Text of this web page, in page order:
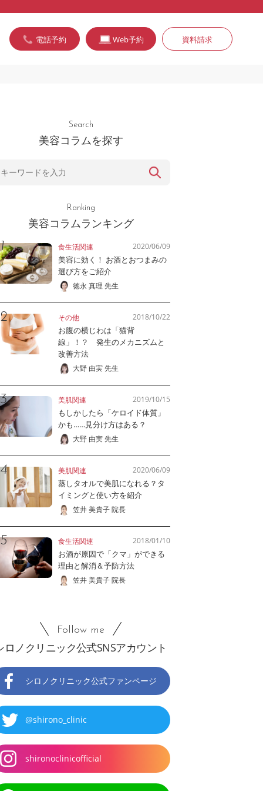
電話予約 Web予約 資料請求
Search
美容コラムを探す
Ranking
美容コラムランキング
食生活関連 2020/06/09
美容に効く！ お酒とおつまみの
選び方をご紹介
徳永 真理 先生
その他 2018/10/22
お腹の横じわは「猫背
線」！？ 発生のメカニズムと
改善方法
大野 由実 先生
美肌関連 2019/10/15
もしかしたら「ケロイド体質」
かも……見分け方はある？
大野 由実 先生
美肌関連 2020/06/09
蒸しタオルで美肌になれる？タ
イミングと使い方を紹介
笠井 美貴子 院長
食生活関連 2018/01/10
お酒が原因で「クマ」ができる
理由と解消＆予防方法
笠井 美貴子 院長
Follow me
ロノクリニック公式SNSアカウント
シロノクリニック公式ファンページ
@shirono_clinic
shironoclinicofficial